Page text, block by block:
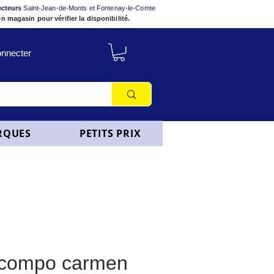
Saint-Jean-de-Monts et Fontenay-le-Comte
magasin pour vérifier la disponibilité.
PETITS PRIX
carmen